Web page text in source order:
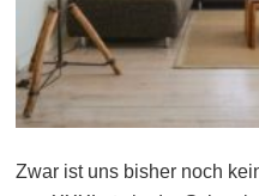
Zwar ist uns bisher noch